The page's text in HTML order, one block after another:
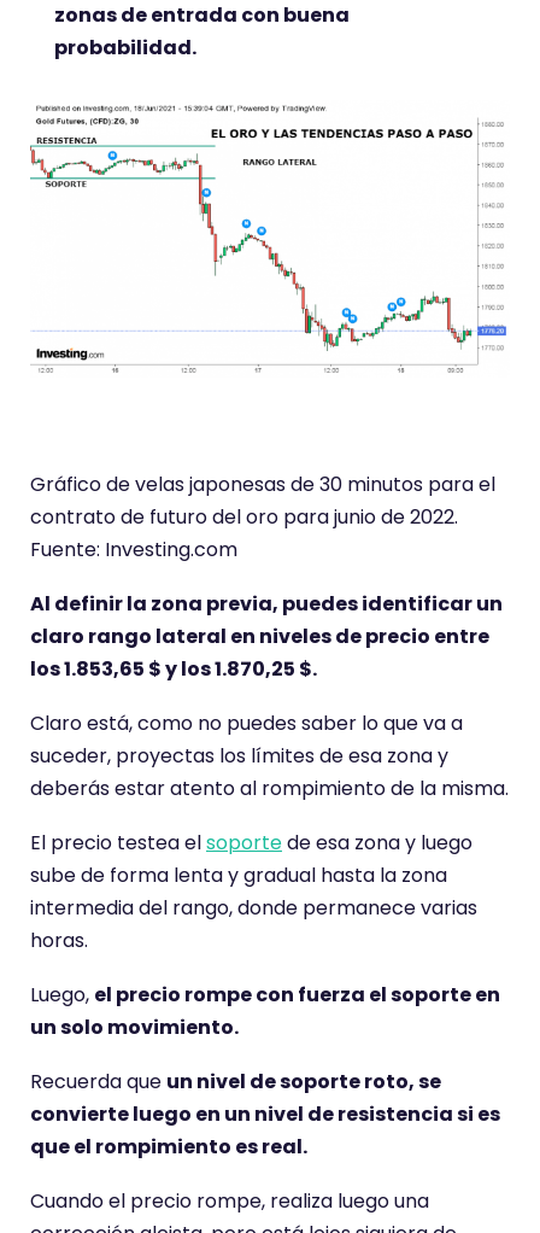
zonas de entrada con buena
probabilidad.
Gráfico de velas japonesas de 30 minutos para el
contrato de futuro del oro para junio de 2022.
Fuente: Investing.com
Al definir la zona previa, puedes identificar un
claro rango lateral en niveles de precio entre
los 1.853,65 $ y los 1.870,25 $.
Claro está, como no puedes saber lo que va a
suceder, proyectas los límites de esa zona y
deberás estar atento al rompimiento de la misma.
El precio testea elsoportede esa zona y luego
sube de forma lenta y gradual hasta la zona
intermedia del rango, donde permanece varias
horas.
Luego, el precio rompe con fuerza el soporte en
un solo movimiento.
Recuerda que un nivel de soporte roto, se
convierte luego en un nivel de resistencia si es
que el rompimiento es real.
Cuando el precio rompe, realiza luego una